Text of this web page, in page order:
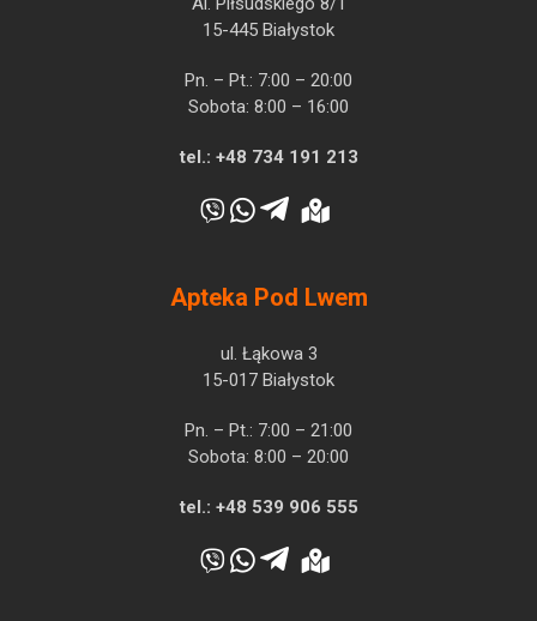
15-445 Białystok
Pn. – Pt.: 7:00 – 20:00
Sobota: 8:00 – 16:00
tel.: +48 734 191 213
Apteka Pod Lwem
ul. Łąkowa 3
15-017 Białystok
Pn. – Pt.: 7:00 – 21:00
Sobota: 8:00 – 20:00
tel.: +48 539 906 555